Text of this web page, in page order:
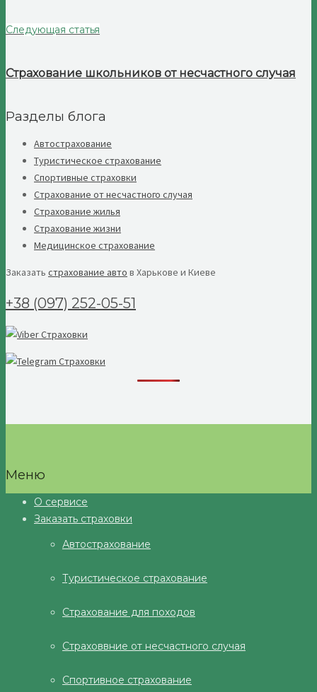
Следующая статья
Страхование школьников от несчастного случая
Разделы блога
Автострахование
Туристическое страхование
Спортивные страховки
Страхование от несчастного случая
Страхование жилья
Страхование жизни
Медицинское страхование
Заказать страхование авто в Харькове и Киеве
+38 (097) 252-05-51
Меню
О сервисе
Заказать страховки
Автострахование
Туристическое страхование
Страхование для походов
Страховвние от несчастного случая
Спортивное страхование